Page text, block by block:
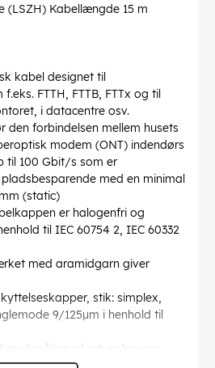
(LSZH) Kabellængde 15 m
kabel designet til
FTTH, FTTB, FTTx og til
i datacentre osv.
den forbindelsen mellem husets
modem (ONT) indendørs
til 100 Gbit/s som er
med en minimal
(static)
er halogenfri og
til IEC 60754 2, IEC 60332
med aramidgarn giver
stik: simplex,
9/125µm i henhold til
måling af return loss og